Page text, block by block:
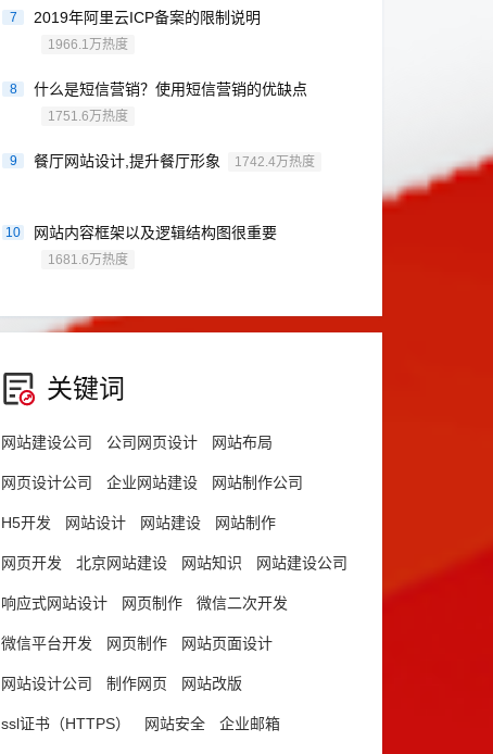
7 2019年阿里云ICP备案的限制说明
1966.1万热度
8 什么是短信营销？使用短信营销的优缺点
1751.6万热度
9 餐厅网站设计,提升餐厅形象 1742.4万热度
10 网站内容框架以及逻辑结构图很重要
1681.6万热度
关键词
网站建设公司 公司网页设计 网站布局
网页设计公司 企业网站建设 网站制作公司
H5开发 网站设计 网站建设 网站制作
网页开发 北京网站建设 网站知识 网站建设公司
响应式网站设计 网页制作 微信二次开发
微信平台开发 网页制作 网站页面设计
网站设计公司 制作网页 网站改版
ssl证书（HTTPS） 网站安全 企业邮箱